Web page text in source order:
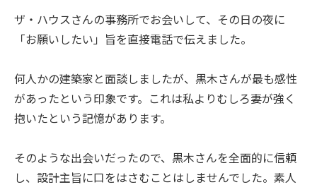
ザ・ハウスさんの事務所でお会いして、その日の夜に
「お願いしたい」旨を直接電話で伝えました。
何人かの建築家と面談しましたが、黒木さんが最も感性
があったという印象です。これは私よりむしろ妻が強く
抱いたという記憶があります。
そのような出会いだったので、黒木さんを全面的に信頼
し、設計主旨に口をはさむことはしませんでした。素人